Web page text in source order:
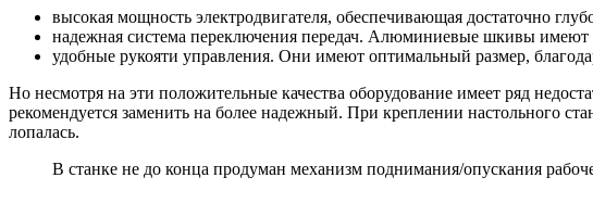
высокая мощность электродвигателя, обеспечивающая достаточно
надежная система переключения передач. Алюминиевые шкивы имеют
удобные рукояти управления. Они имеют оптимальный размер,
Но несмотря на эти положительные качества оборудование имеет ряд
рекомендуется заменить на более надежный. При креплении настольного
лопалась.
В станке не до конца продуман механизм поднимания/опускания